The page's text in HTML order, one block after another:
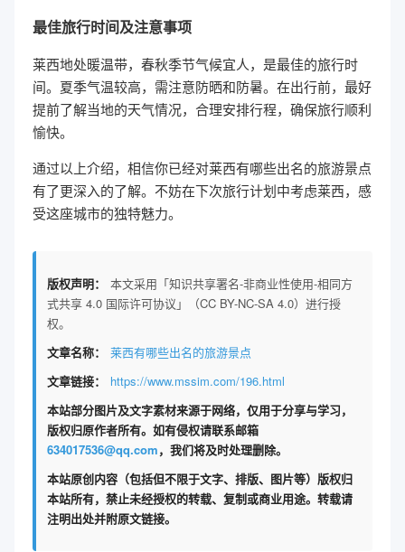
最佳旅行时间及注意事项
莱西地处暖温带，春秋季节气候宜人，是最佳的旅行时
间。夏季气温较高，需注意防晒和防暑。在出行前，最好
提前了解当地的天气情况，合理安排行程，确保旅行顺利
愉快。
通过以上介绍，相信你已经对莱西有哪些出名的旅游景点
有了更深入的了解。不妨在下次旅行计划中考虑莱西，感
受这座城市的独特魅力。
版权声明：
本文采用「知识共享署名-非商业性使用-相同方
式共享 4.0 国际许可协议」（CC BY-NC-SA 4.0）进行授
权。
文章名称：
莱西有哪些出名的旅游景点
文章链接：
https://www.mssim.com/196.html
本站部分图片及文字素材来源于网络，仅用于分享与学习，
版权归原作者所有。如有侵权请联系邮箱
634017536@qq.com，我们将及时处理删除。
本站原创内容（包括但不限于文字、排版、图片等）版权归
本站所有，禁止未经授权的转载、复制或商业用途。转载请
注明出处并附原文链接。